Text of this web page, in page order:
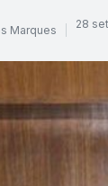
Marques 28